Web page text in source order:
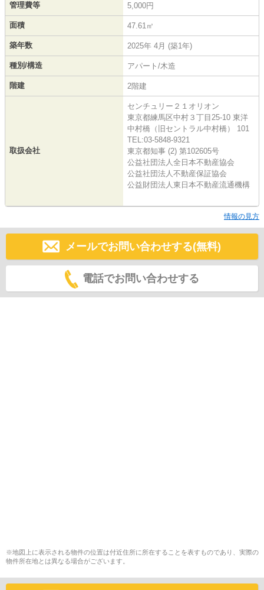
管理費等 5,000円
面積 47.61㎡
築年数 2025年 4月 (築1年)
種別/構造 アパート/木造
階建 2階建
取扱会社
センチュリー２１オリオン
東京都練馬区中村３丁目25-10 東洋
中村橋（旧セントラル中村橋） 101
TEL:03-5848-9321
東京都知事 (2) 第102605号
公益社団法人全日本不動産協会
公益社団法人不動産保証協会
公益財団法人東日本不動産流通機構
情報の見方
メールでお問い合わせする(無料)
電話でお問い合わせする
※地図上に表示される物件の位置は付近住所に所在することを表すものであり、実際の
物件所在地とは異なる場合がございます。